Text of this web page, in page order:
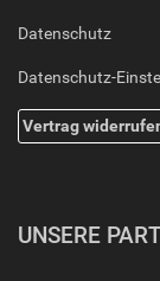
Datenschutz
Datenschutz-
Vertrag
UNSERE